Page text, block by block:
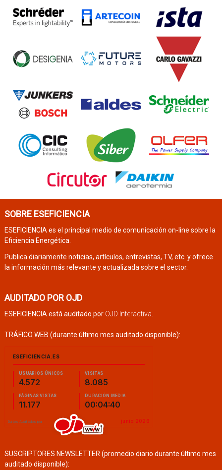
SOBRE ESEFICIENCIA
ESEFICIENCIA es el principal medio de comunicación on-line sobre la
Eficiencia Energética.
Publica diariamente noticias, artículos, entrevistas, TV, etc. y ofrece
la información más relevante y actualizada sobre el sector.
AUDITADO POR OJD
ESEFICIENCIA está auditado por OJD Interactiva
TRÁFICO WEB (durante último mes auditado disponible):
SUSCRIPTORES NEWSLETTER (promedio diario durante último mes
auditado disponible):